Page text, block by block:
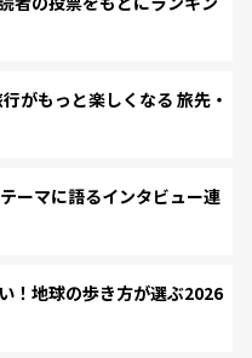
がもっと楽しくなる 旅先・
ーマに語るインタビュー連
！地球の歩き方が選ぶ2026